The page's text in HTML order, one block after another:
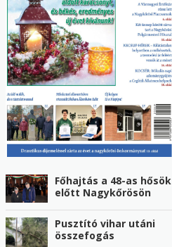
Főhajtás a 48-as hősök
előtt Nagykőrösön
Pusztító vihar utáni
összefogás